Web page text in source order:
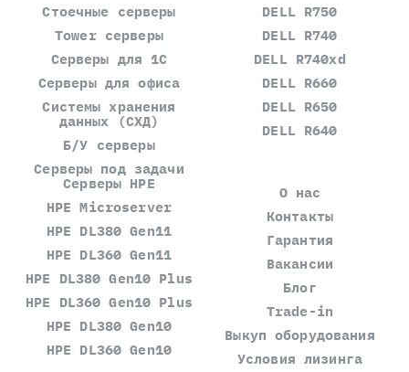
Стоечные серверы
Tower серверы
Серверы для 1С
Серверы для офиса
Системы хранения
данных (СХД)
Б/У серверы
Серверы под задачи
DELL R750
DELL R740
DELL R740xd
DELL R660
DELL R650
DELL R640
Серверы HPE
HPE Microserver
HPE DL380 Gen11
HPE DL360 Gen11
HPE DL380 Gen10 Plus
HPE DL360 Gen10 Plus
HPE DL380 Gen10
HPE DL360 Gen10
О нас
Контакты
Гарантия
Вакансии
Блог
Trade-in
Выкуп оборудования
Условия лизинга